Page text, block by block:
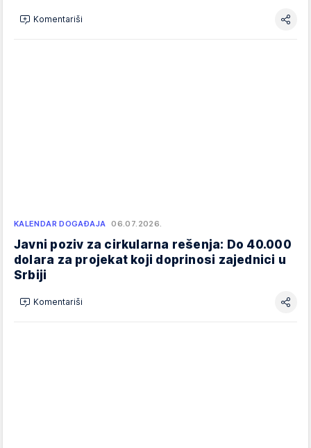
Komentariši
KALENDAR DOGAĐAJA 06.07.2026.
Javni poziv za cirkularna rešenja: Do 40.000
dolara za projekat koji doprinosi zajednici u
Srbiji
Komentariši